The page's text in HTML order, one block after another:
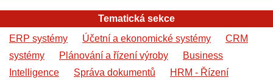
Tematická sekce
ERP systémy
Účetní a ekonomické systémy
CRM
systémy
Plánování a řízení výroby
Business
Intelligence
Správa dokumentů
HRM - Řízení